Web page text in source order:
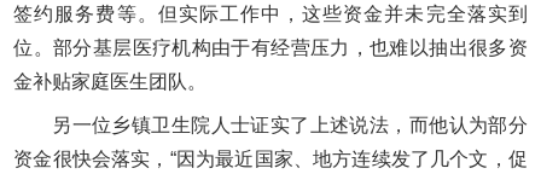
签约服务费等。但实际工作中，这些资金并未完全落实到
位。部分基层医疗机构由于有经营压力，也难以抽出很多资
金补贴家庭医生团队。
另一位乡镇卫生院人士证实了上述说法，而他认为部分
资金很快会落实，“因为最近国家、地方连续发了几个文，促